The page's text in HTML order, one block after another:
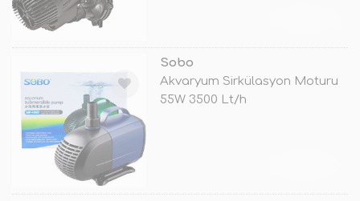
Sobo
Akvaryum Sirkülasyon Moturu
55W 3500 Lt/h